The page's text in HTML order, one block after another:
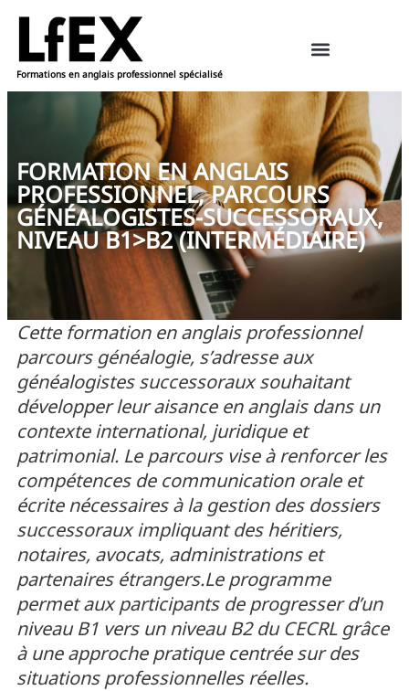
Formations en anglais professionnel spécialisé
FORMATION EN ANGLAIS
PROFESSIONNEL, PARCOURS
GÉNÉALOGISTES-SUCCESSORAUX,
NIVEAU B1>B2 (INTERMÉDIAIRE)
Cette formation en anglais professionnel
parcours généalogie, s’adresse aux
généalogistes successoraux souhaitant
développer leur aisance en anglais dans un
contexte international, juridique et
patrimonial. Le parcours vise à renforcer les
compétences de communication orale et
écrite nécessaires à la gestion des dossiers
successoraux impliquant des héritiers,
notaires, avocats, administrations et
partenaires étrangers.Le programme
permet aux participants de progresser d’un
niveau B1 vers un niveau B2 du CECRL grâce
à une approche pratique centrée sur des
situations professionnelles réelles.